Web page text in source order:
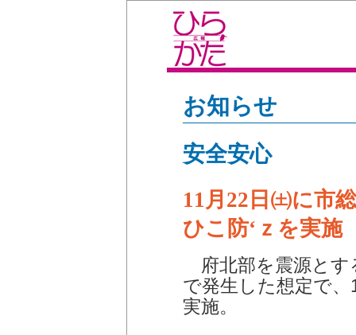
お知らせ
安全安心
11月22日㈯に市
ひこ防‘ｚを実施
府北部を震源とす
で発生した想定で
実施。